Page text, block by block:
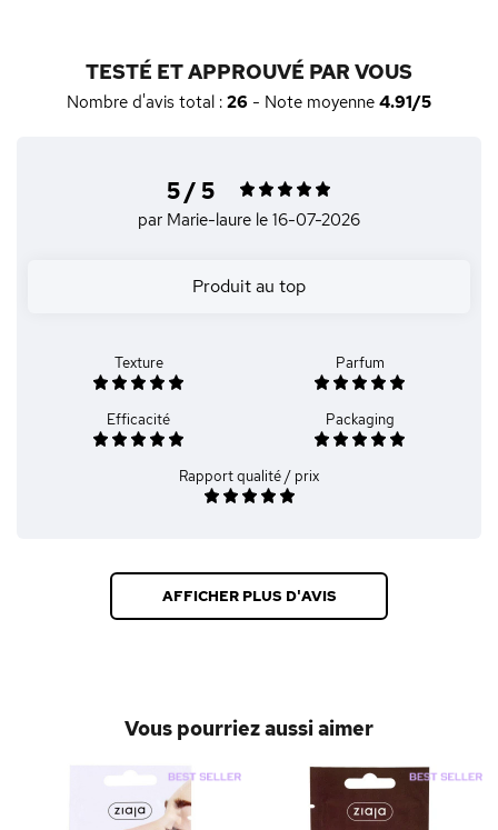
TESTÉ ET APPROUVÉ PAR VOUS
Nombre d'avis total : 26 - Note moyenne 4.91/5
5 / 5
par Marie-laure le 16-07-2026
Produit au top
Texture Parfum
Efficacité Packaging
Rapport qualité / prix
AFFICHER PLUS D'AVIS
Vous pourriez aussi aimer